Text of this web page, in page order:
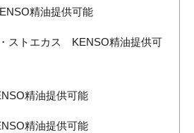
精油提供可能
ストエカス KENSO精油提供可
精油提供可能
精油提供可能